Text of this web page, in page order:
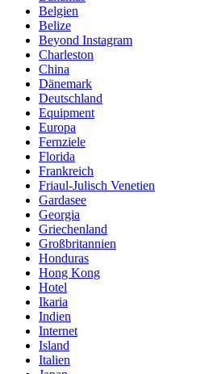
Belgien
Belize
Beyond Instagram
Charleston
China
Dänemark
Deutschland
Equipment
Europa
Fernziele
Florida
Frankreich
Friaul-Julisch Venetien
Gardasee
Georgia
Griechenland
Großbritannien
Honduras
Hong Kong
Hotel
Ikaria
Indien
Internet
Island
Italien